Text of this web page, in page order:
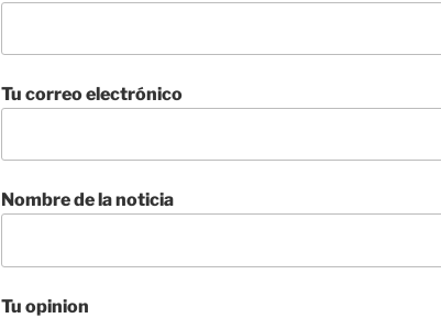
Tu correo electrónico
Nombre de la noticia
Tu opinion